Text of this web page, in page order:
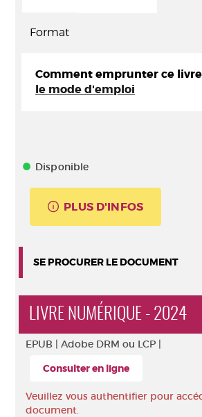
Format
Comment emprunter ce livre
le mode d'emploi
Disponible
PLUS D'INFOS
SE PROCURER LE DOCUMENT
LIVRE NUMÉRIQUE - 2024
EPUB | Adobe DRM ou LCP |
Consulter en ligne
Veuillez vous authentifier pour
document.